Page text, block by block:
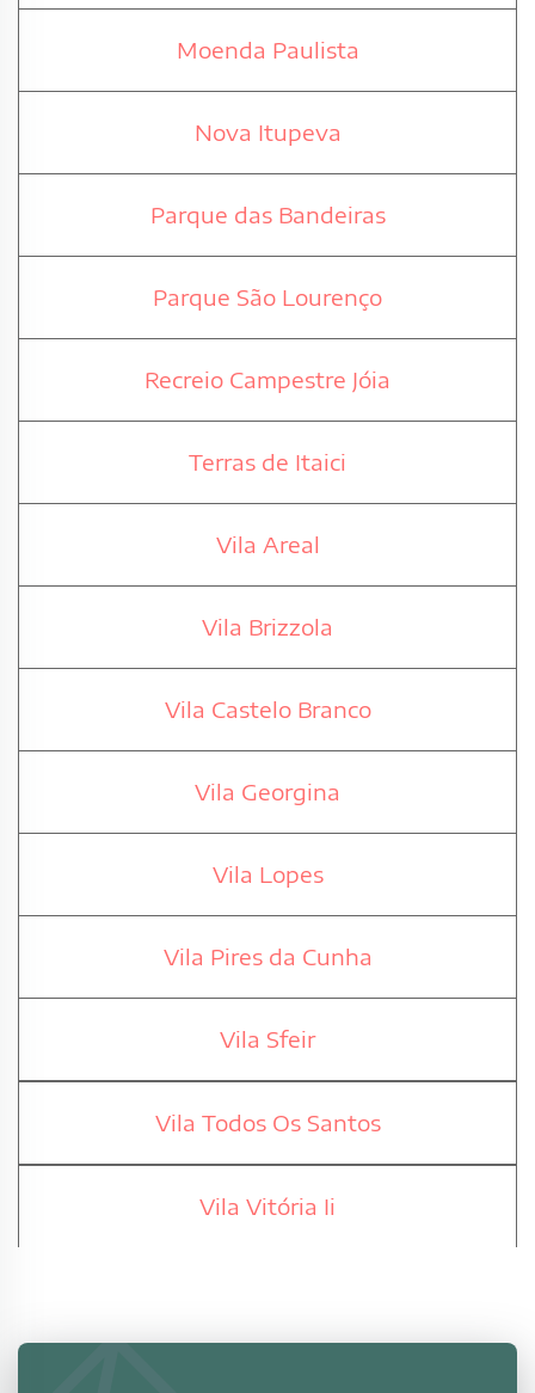
Moenda Paulista
Nova Itupeva
Parque das Bandeiras
Parque São Lourenço
Recreio Campestre Jóia
Terras de Itaici
Vila Areal
Vila Brizzola
Vila Castelo Branco
Vila Georgina
Vila Lopes
Vila Pires da Cunha
Vila Sfeir
Vila Todos Os Santos
Vila Vitória Ii